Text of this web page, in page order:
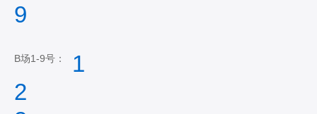
9
B场1-9号：
1
2